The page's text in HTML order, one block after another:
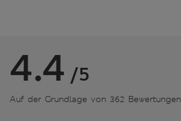
4.4 /5
Auf der Grundlage von 362 Bewertungen